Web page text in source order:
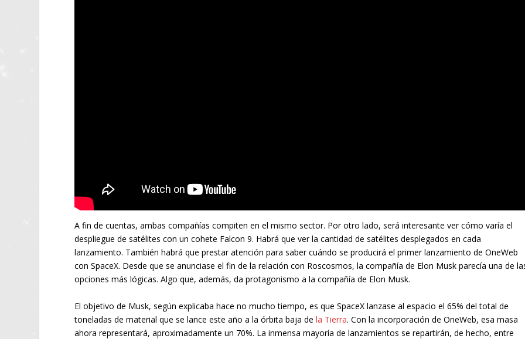
A fin de cuentas, ambas compañías compiten en el mismo sector. Por otro lado, será interesante ver cómo varía el
despliegue de satélites con un cohete Falcon 9. Habrá que ver la cantidad de satélites desplegados en cada
lanzamiento. También habrá que prestar atención para saber cuándo se producirá el primer lanzamiento de OneWeb
con SpaceX. Desde que se anunciase el fin de la relación con Roscosmos, la compañía de Elon Musk parecía una de
opciones más lógicas. Algo que, además, da protagonismo a la compañía de Elon Musk.
El objetivo de Musk, según explicaba hace no mucho tiempo, es que SpaceX lanzase al espacio el 65% del total de
toneladas de material que se lance este año a la órbita baja dela Tierra. Con la incorporación de OneWeb, esa masa
ahora representará, aproximadamente un 70%. La inmensa mayoría de lanzamientos se repartirán, de hecho, entre